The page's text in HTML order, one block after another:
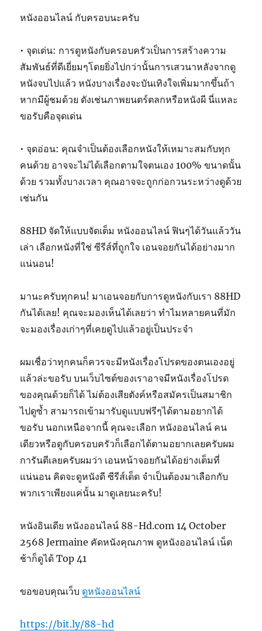
หนังออนไลน์ กับครอบนะครับ
• จุดเด่น: การดูหนังกับครอบครัวเป็นการสร้างความ
สัมพันธ์ที่ดีเยี่ยมๆโดยยิ่งไปกว่านั้นการเสวนาหลังจากดู
หนังจบไปแล้ว หนังบางเรื่องจะบันเทิงใจเพิ่มมากขึ้นถ้า
หากมีผู้ชมด้วย ดังเช่นภาพยนตร์ตลกหรือหนังผี นี่แหละ
ขอรับคือจุดเด่น
• จุดอ่อน: คุณจำเป็นต้องเลือกหนังให้เหมาะสมกับทุก
คนด้วย อาจจะไม่ได้เลือกตามใจตนเอง 100% ขนาดนั้น
ด้วย รวมทั้งบางเวลา คุณอาจจะถูกก่อกวนระหว่างดูด้วย
เช่นกัน
88HD จัดให้แบบจัดเต็ม หนังออนไลน์ ฟินๆได้วันแล้ววัน
เล่า เลือกหนังที่ใช่ ซีรีส์ที่ถูกใจ เอนจอยกันได้อย่างมาก
แน่นอน!
มานะครับทุกคน! มาเอนจอยกับการดูหนังกับเรา 88HD
กันได้เลย! คุณจะมองเห็นได้เลยว่า ทำไมหลายคนที่มัก
จะมองเรื่องเก่าๆที่เคยดูไปแล้วอยู่เป็นประจำ
ผมเชื่อว่าทุกคนก็ควรจะมีหนังเรื่องโปรดของตนเองอยู่
แล้วล่ะขอรับ บนเว็บไซต์ของเราอาจมีหนังเรื่องโปรด
ของคุณด้วยก็ได้ ไม่ต้องเสียตังค์หรือสมัครเป็นสมาชิก
ไปดูซ้ำ สามารถเข้ามารับดูแบบฟรีๆได้ตามอยากได้
ขอรับ นอกเหนือจากนี้ คุณจะเลือก หนังออนไลน์ คน
เดียวหรือดูกับครอบครัวก็เลือกได้ตามอยากเลยครับผม
การันตีเลยครับผมว่า เอนหน้าจอยกันได้อย่างเต็มที่
แน่นอน คิดจะดูหนังดี ซีรีส์เด็ด จำเป็นต้องมาเลือกกับ
พวกเราเพียงแค่นั้น มาดูเลยนะครับ!
หนังอินเดีย หนังออนไลน์ 88-Hd.com 14 October
2568 Jermaine คัดหนังคุณภาพ ดูหนังออนไลน์ เน็ต
ช้าก็ดูได้ Top 41
ขอขอบคุณเว็บ ดูหนังออนไลน์
https://bit.ly/88-hd